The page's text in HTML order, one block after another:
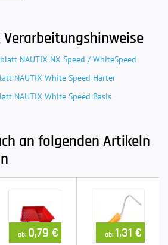
NAUTIX NX Speed / WhiteSpeed
NAUTIX White Speed Härter
NAUTIX White Speed Basis
an folgenden Artikeln
ab: 0,79 € ab: 1,31 €